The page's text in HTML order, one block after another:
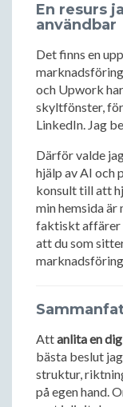
En resurs
användbar
Det finns en
och Upwork
skyltfönster,
LinkedIn. Jag
Därför valde
hjälp av AI och
konsult till att
min hemsida
faktiskt affärer
att du som
Attanlita en
bästa beslut
struktur,
på egen hand.